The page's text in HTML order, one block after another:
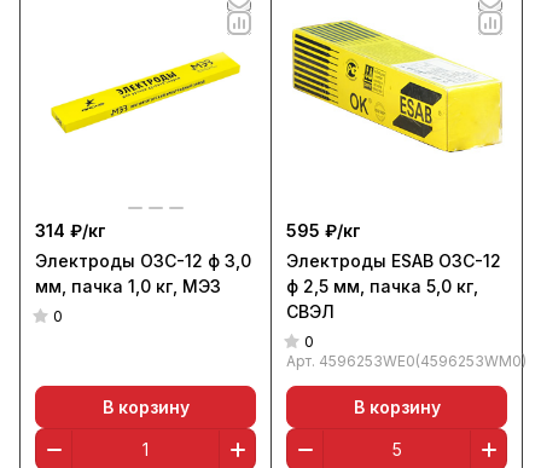
314 ₽/кг
Электроды ОЗС-12 ф 3,0
мм, пачка 1,0 кг, МЭЗ
0
В корзину
595 ₽/кг
Электроды ESAB ОЗС-12
ф 2,5 мм, пачка 5,0 кг,
СВЭЛ
0
Арт. 4596253WE0(4596253WM0)
В корзину